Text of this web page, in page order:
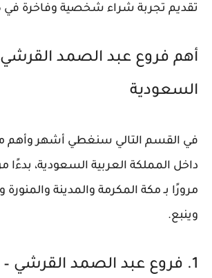
تقديم تجربة شراء شخصية وفاخرة في
أهم فروع عبد الصمد
السعودية
في القسم التالي سنغطي أشهر وأهم
داخل المملكة العربية السعودية، بدءًا
مرورًا بـ مكة المكرمة والمدينة والمنورة
وينبع.
1. فروع عبد الصمد القرشي – الرياض